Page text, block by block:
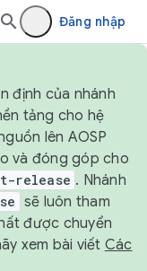
Đăng nhập
định của nhánh
tảng cho hệ
lên AOSP
và đóng góp cho
release . Nhánh
sẽ luôn tham
được chuyển
xem bài viết Các